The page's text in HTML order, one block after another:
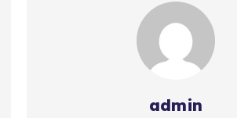
admin